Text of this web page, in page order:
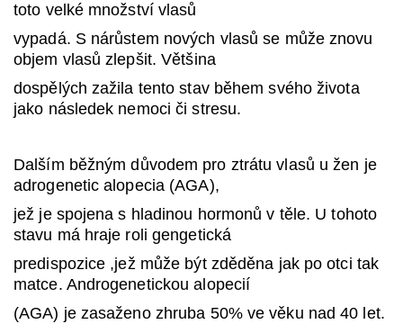
toto velké množství vlasů
vypadá. S nárůstem nových vlasů se může znovu
objem vlasů zlepšit. Většina
dospělých zažila tento stav během svého života
jako následek nemoci či stresu.
Dalším běžným důvodem pro ztrátu vlasů u žen je
adrogenetic alopecia (AGA),
jež je spojena s hladinou hormonů v těle. U tohoto
stavu má hraje roli gengetická
predispozice ,jež může být zděděna jak po otci tak
matce. Androgenetickou alopecií
(AGA) je zasaženo zhruba 50% ve věku nad 40 let.